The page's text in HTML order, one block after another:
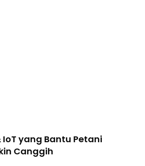
IoT yang Bantu Petani
Canggih